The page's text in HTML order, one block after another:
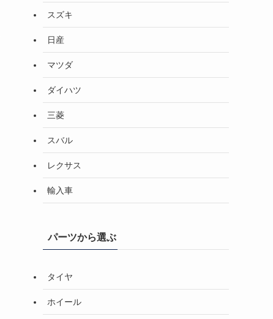
スズキ
日産
マツダ
ダイハツ
三菱
スバル
レクサス
輸入車
パーツから選ぶ
タイヤ
ホイール